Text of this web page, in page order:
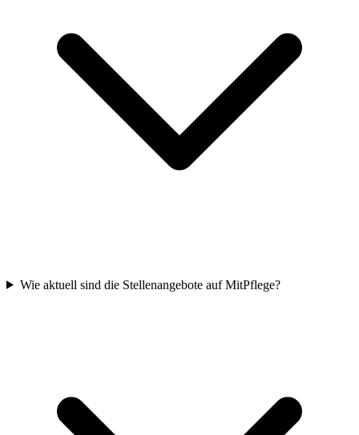
Wie aktuell sind die Stellenangebote auf MitPflege?